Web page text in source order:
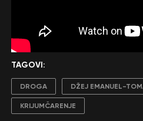
TAGOVI:
DROGA DŽEJ EMANUEL-
KRIJUMČARENJE